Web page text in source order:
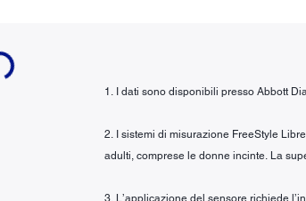
1. I dati sono disponibili presso Abbott
2. I sistemi di misurazione FreeStyle
adulti, comprese le donne incinte. La
3. L’applicazione del sensore richiede